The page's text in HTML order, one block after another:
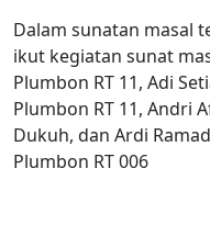
Dalam sunatan masal
ikut kegiatan sunat
Plumbon RT 11, Adi
Plumbon RT 11, Andri
Dukuh, dan Ardi
Plumbon RT 006